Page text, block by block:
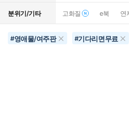
분위기/기타 고화질 e북 연
#영애물/여주판 #기다리면무료